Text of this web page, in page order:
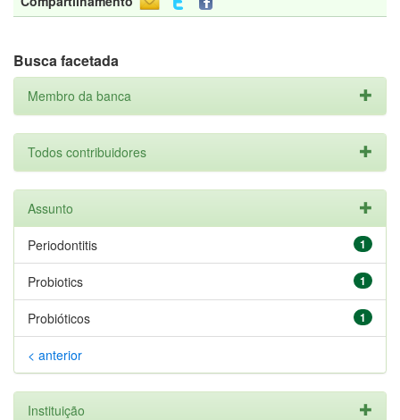
Busca facetada
Membro da banca
Todos contribuidores
Assunto
1
Periodontitis
1
Probiotics
1
Probióticos
< anterior
Instituição